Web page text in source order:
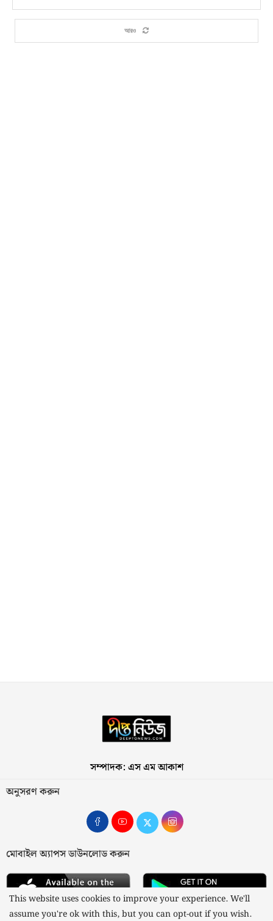
আরও
সম্পাদক: এস এম আকাশ
অনুসরণ করুন
মোবাইল অ্যাপস ডাউনলোড করুন
This website uses cookies to improve your experience. We'll
assume you're ok with this, but you can opt-out if you wish.